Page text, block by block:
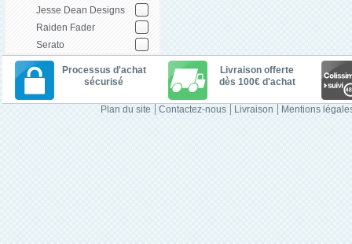
Jesse Dean Designs
Raiden Fader
Serato
Processus d'achat
sécurisé
Livraison offerte
dès 100€ d'achat
Plan du site Contactez-nous Livraison Mentions